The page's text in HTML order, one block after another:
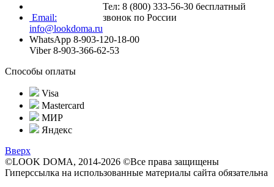
Тел: 8 (800) 333-56-30 бесплатный
звонок по России
Email:
info@lookdoma.ru
WhatsApp 8-903-120-18-00
Viber 8-903-366-62-53
Способы оплаты
Visa
Mastercard
МИР
Яндекс
Вверх
©LOOK DOMA, 2014-2026 ©Все права защищены
Гиперссылка на использованные материалы сайта обязательна